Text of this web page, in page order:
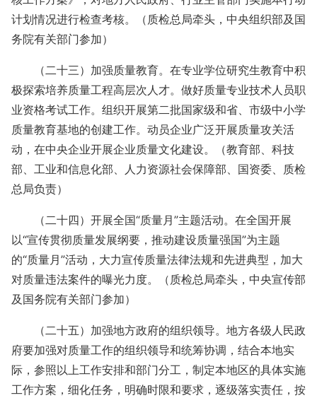
计划情况进行检查考核。（质检总局牵头，中央组织部及国
务院有关部门参加）
（二十三）加强质量教育。在专业学位研究生教育中积
极探索培养质量工程高层次人才。做好质量专业技术人员职
业资格考试工作。组织开展第二批国家级和省、市级中小学
质量教育基地的创建工作。动员企业广泛开展质量攻关活
动，在中央企业开展企业质量文化建设。（教育部、科技
部、工业和信息化部、人力资源社会保障部、国资委、质检
总局负责）
（二十四）开展全国“质量月”主题活动。在全国开展
以“宣传贯彻质量发展纲要，推动建设质量强国”为主题
的“质量月”活动，大力宣传质量法律法规和先进典型，加大
对质量违法案件的曝光力度。（质检总局牵头，中央宣传部
及国务院有关部门参加）
（二十五）加强地方政府的组织领导。地方各级人民政
府要加强对质量工作的组织领导和统筹协调，结合本地实
际，参照以上工作安排和部门分工，制定本地区的具体实施
工作方案，细化任务，明确时限和要求，逐级落实责任，按